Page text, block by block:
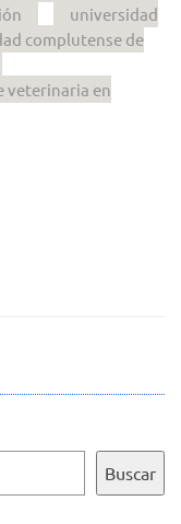
universidad
complutense de
veterinaria en
Buscar